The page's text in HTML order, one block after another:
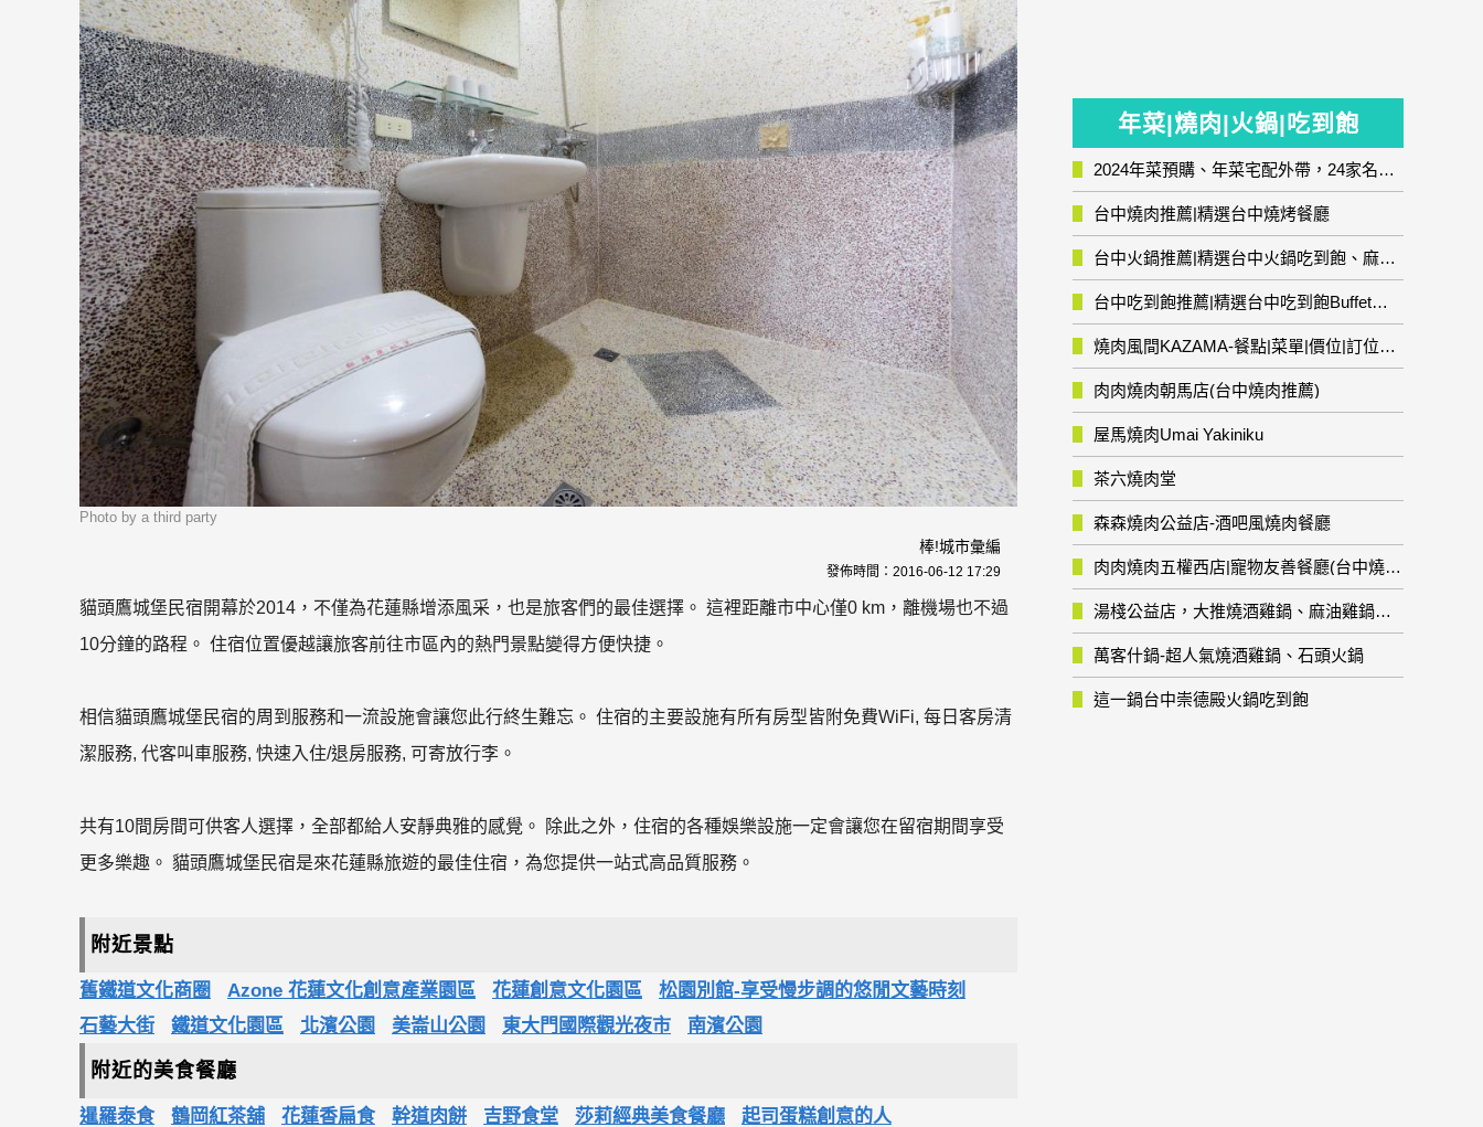
Photo by a third party
棒!城市彙編
發佈時間： 2016-06-12 17:29
貓頭鷹城堡民宿開幕於2014，不僅為花蓮縣增添風采，也是旅客們的最佳選擇。 這裡距離市中心僅0 km，離機場也不過
10分鐘的路程。 住宿位置優越讓旅客前往市區內的熱門景點變得方便快捷。
相信貓頭鷹城堡民宿的周到服務和一流設施會讓您此行終生難忘。 住宿的主要設施有所有房型皆附免費WiFi, 每日客房清
潔服務, 代客叫車服務, 快速入住/退房服務, 可寄放行李。
共有10間房間可供客人選擇，全部都給人安靜典雅的感覺。 除此之外，住宿的各種娛樂設施一定會讓您在留宿期間享受
更多樂趣。 貓頭鷹城堡民宿是來花蓮縣旅遊的最佳住宿，為您提供一站式高品質服務。
附近景點
舊鐵道文化商圈 Azone 花蓮文化創意產業園區 花蓮創意文化園區
松園別館-享受慢步調的悠閒文藝時刻
石藝大街
鐵道文化園區 北濱公園 美崙山公園 東大門國際觀光夜市 南濱公園
附近的美食餐廳
暹羅泰食 鶴岡紅茶舖 花蓮香扁食 幹道肉餅 吉野食堂 莎莉經典美食餐廳 起司蛋糕創意的人
年菜|燒肉|火鍋|吃到飽
2024年菜預購、年菜宅配外帶，24家名店年菜推薦整理，圍爐輕鬆上菜團圓趣
台中燒肉推薦|精選台中燒烤餐廳
台中火鍋推薦|精選台中火鍋吃到飽、麻辣鍋、鴛鴦鍋、石頭火鍋、酸菜白肉鍋、海鮮鍋、燒酒雞、麻油雞、壽喜燒等熱門人氣火鍋店!
台中吃到飽推薦|精選台中吃到飽Buffet自助餐廳
燒肉風間KAZAMA-餐點|菜單|價位|訂位資訊
肉肉燒肉朝馬店(台中燒肉推薦)
屋馬燒肉Umai Yakiniku
茶六燒肉堂
森森燒肉公益店-酒吧風燒肉餐廳
肉肉燒肉五權西店|寵物友善餐廳(台中燒肉推薦)
湯棧公益店，大推燒酒雞鍋、麻油雞鍋暖暖有夠補
萬客什鍋-超人氣燒酒雞鍋、石頭火鍋
這一鍋台中崇德殿火鍋吃到飽